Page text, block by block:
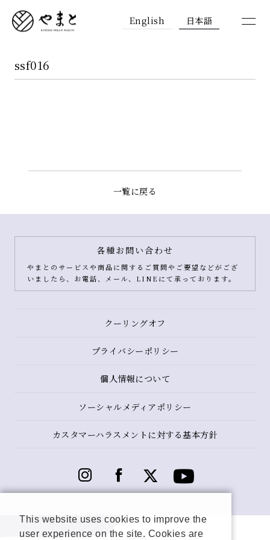
English 日本語
ssf016
一覧に戻る
各種お問い合わせ
やまとのサービスや商品に関するご質問やご要望などがござ
いましたら、お電話、メール、LINEにて承っております。
クーリングオフ
プライバシーポリシー
個人情報について
ソーシャルメディアポリシー
カスタマーハラスメントに対する基本方針
This website uses cookies to improve the
user experience on the site. Cookies are